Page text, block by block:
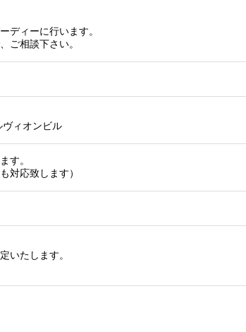
ディーに行います。
ご相談下さい。
ィオンビル
す。
対応致します）
いたします。